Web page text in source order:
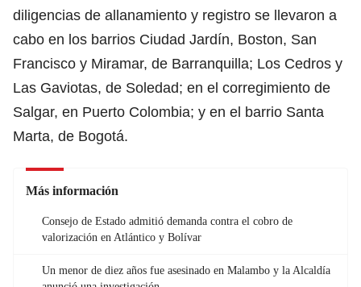
diligencias de allanamiento y registro se llevaron a
cabo en los barrios Ciudad Jardín, Boston, San
Francisco y Miramar, de Barranquilla; Los Cedros y
Las Gaviotas, de Soledad; en el corregimiento de
Salgar, en Puerto Colombia; y en el barrio Santa
Marta, de Bogotá.
Más información
Consejo de Estado admitió demanda contra el cobro de
valorización en Atlántico y Bolívar
Un menor de diez años fue asesinado en Malambo y la Alcaldía